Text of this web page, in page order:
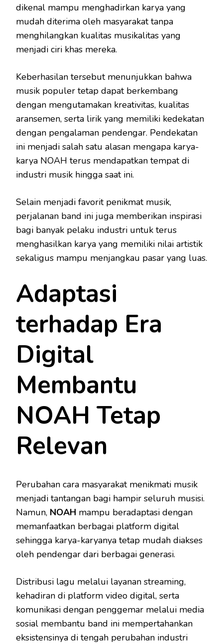
dikenal mampu menghadirkan karya yang
mudah diterima oleh masyarakat tanpa
menghilangkan kualitas musikalitas yang
menjadi ciri khas mereka.
Keberhasilan tersebut menunjukkan bahwa
musik populer tetap dapat berkembang
dengan mengutamakan kreativitas, kualitas
aransemen, serta lirik yang memiliki kedekatan
dengan pengalaman pendengar. Pendekatan
ini menjadi salah satu alasan mengapa karya-
karya NOAH terus mendapatkan tempat di
industri musik hingga saat ini.
Selain menjadi favorit penikmat musik,
perjalanan band ini juga memberikan inspirasi
bagi banyak pelaku industri untuk terus
menghasilkan karya yang memiliki nilai artistik
sekaligus mampu menjangkau pasar yang luas.
Adaptasi
terhadap Era
Digital
Membantu
NOAH Tetap
Relevan
Perubahan cara masyarakat menikmati musik
menjadi tantangan bagi hampir seluruh musisi.
Namun, NOAH mampu beradaptasi dengan
memanfaatkan berbagai platform digital
sehingga karya-karyanya tetap mudah diakses
oleh pendengar dari berbagai generasi.
Distribusi lagu melalui layanan streaming,
kehadiran di platform video digital, serta
komunikasi dengan penggemar melalui media
sosial membantu band ini mempertahankan
eksistensinya di tengah perubahan industri